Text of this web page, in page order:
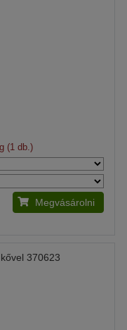
(1 db.)
Megvásárolni
370623